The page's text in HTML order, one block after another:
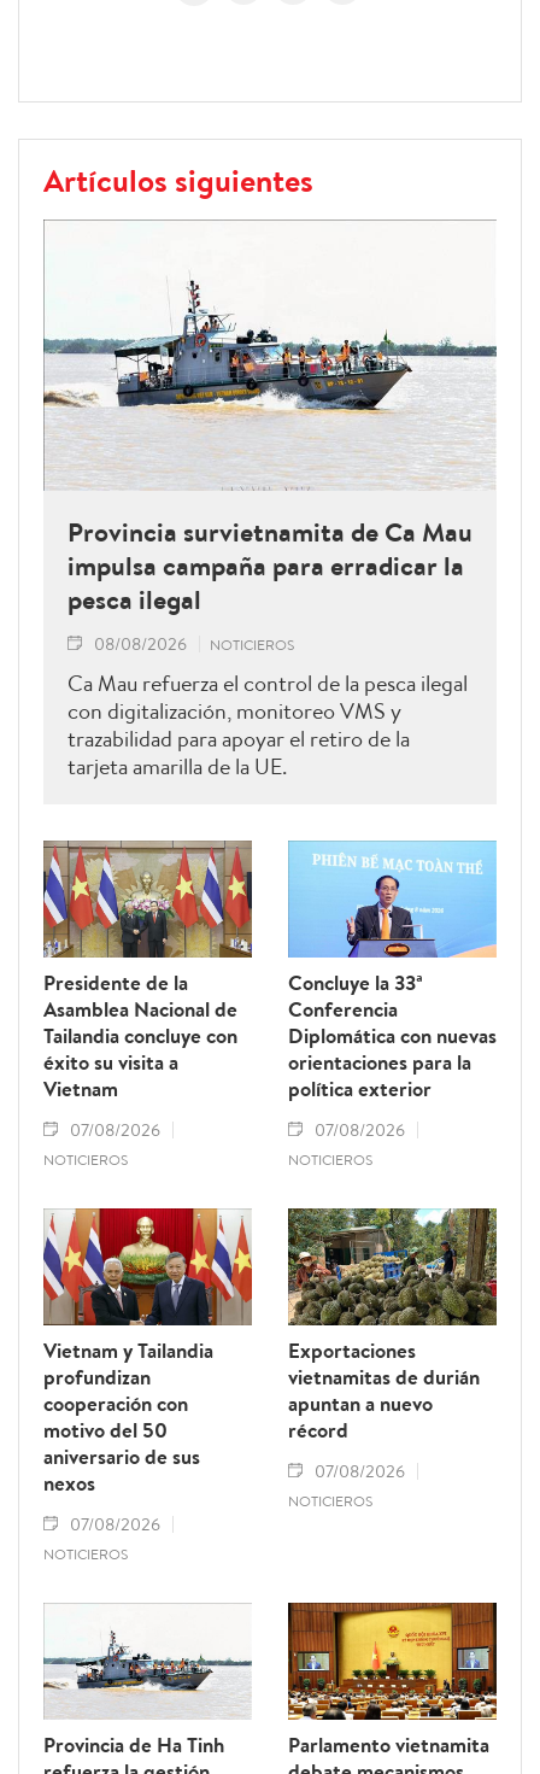
Artículos siguientes
Provincia survietnamita de Ca Mau
impulsa campaña para erradicar la
pesca ilegal
08/08/2026 NOTICIEROS
Ca Mau refuerza el control de la pesca ilegal
con digitalización, monitoreo VMS y
trazabilidad para apoyar el retiro de la
tarjeta amarilla de la UE.
Presidente de la
Asamblea Nacional de
Tailandia concluye con
éxito su visita a
Vietnam
07/08/2026
NOTICIEROS
Concluye la 33ª
Conferencia
Diplomática con nuevas
orientaciones para la
política exterior
07/08/2026
NOTICIEROS
Vietnam y Tailandia
profundizan
cooperación con
motivo del 50
aniversario de sus
nexos
07/08/2026
NOTICIEROS
Exportaciones
vietnamitas de durián
apuntan a nuevo
récord
07/08/2026
NOTICIEROS
Provincia de Ha Tinh
Parlamento vietnamita